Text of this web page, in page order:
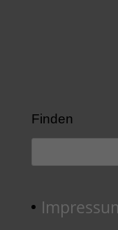
Finden